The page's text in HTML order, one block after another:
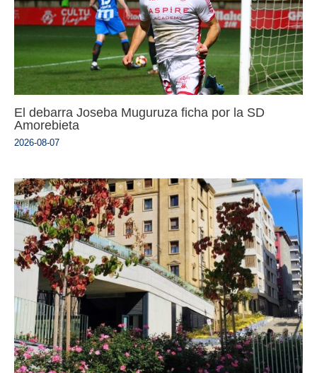
El debarra Joseba Muguruza ficha por la SD
Amorebieta
2026-08-07